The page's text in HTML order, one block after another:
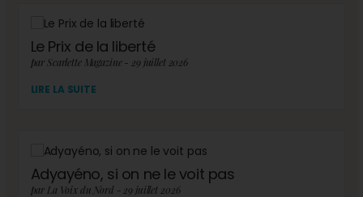
Le Prix de la liberté
par Scarlette Magazine - 29 juillet 2026
LIRE LA SUITE
Adyayéno, si on ne le voit pas
par La Voix du Nord - 29 juillet 2026